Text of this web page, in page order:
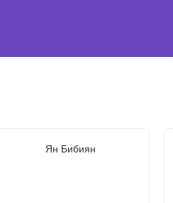
Ян Бибиян